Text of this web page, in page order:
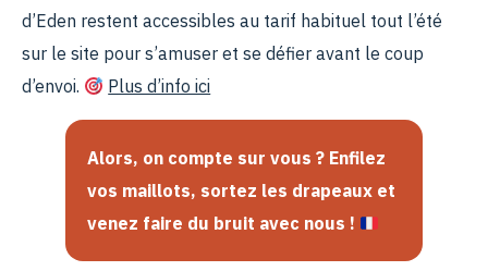
d’Eden restent accessibles au tarif habituel tout l’été
sur le site pour s’amuser et se défier avant le coup
d’envoi.
Plus d’info ici
Alors, on compte sur vous ? Enfilez
vos maillots, sortez les drapeaux et
venez faire du bruit avec nous !